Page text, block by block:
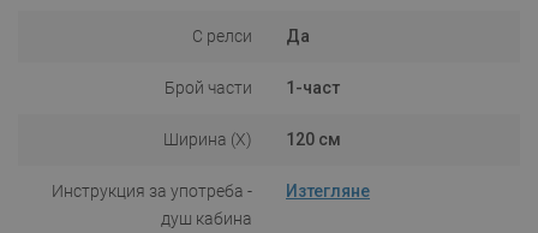
С релси Да
Брой части 1-част
Ширина (X) 120 см
Инструкция за употреба -
душ кабина
Изтегляне